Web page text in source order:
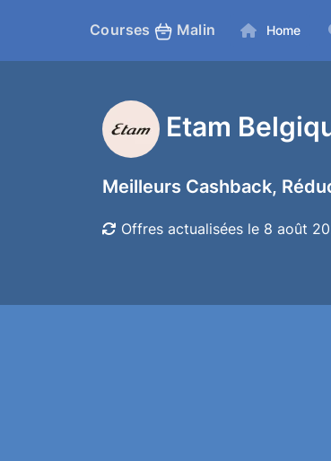
Courses Malin Home
Etam
Meilleurs Cashback,
Offres actualisées le 8 août